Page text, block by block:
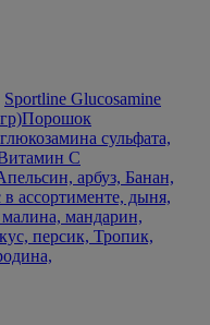
Sportline Glucosamine
Порошок
сульфата,
С
арбуз, Банан,
ассортименте, дыня,
мандарин,
персик, Тропик,